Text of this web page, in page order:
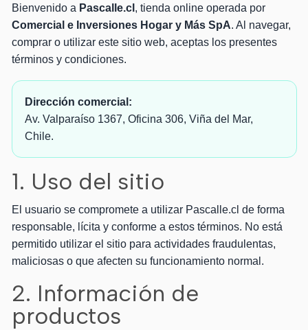
Bienvenido a Pascalle.cl , tienda online operada por
Comercial e Inversiones Hogar y Más SpA. Al navegar,
comprar o utilizar este sitio web, aceptas los presentes
términos y condiciones.
Dirección comercial:
Av. Valparaíso 1367, Oficina 306, Viña del Mar,
Chile.
1. Uso del sitio
El usuario se compromete a utilizar Pascalle.cl de forma
responsable, lícita y conforme a estos términos. No está
permitido utilizar el sitio para actividades fraudulentas,
maliciosas o que afecten su funcionamiento normal.
2. Información de
productos